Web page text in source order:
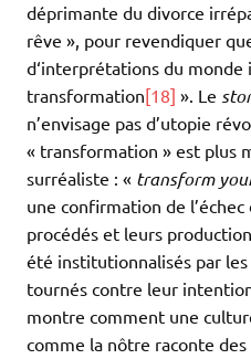
déprimante du divorce
rêve », pour revendiquer
d‘interprétations du monde
transformation[18] ». Le
n’envisage pas d’utopie
« transformation » est plus
surréaliste : « transform
une confirmation de
procédés et leurs
été institutionnalisés par
tournés contre leur
montre comment une
comme la nôtre raconte